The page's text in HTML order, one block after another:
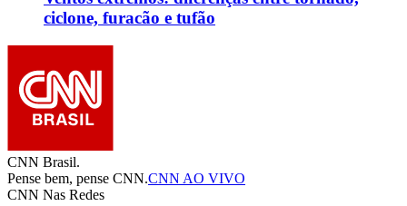
ciclone, furacão e tufão
CNN Brasil.
Pense bem, pense CNN.CNN AO VIVO
CNN Nas Redes